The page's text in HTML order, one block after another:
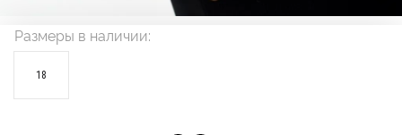
Размеры в наличии:
18